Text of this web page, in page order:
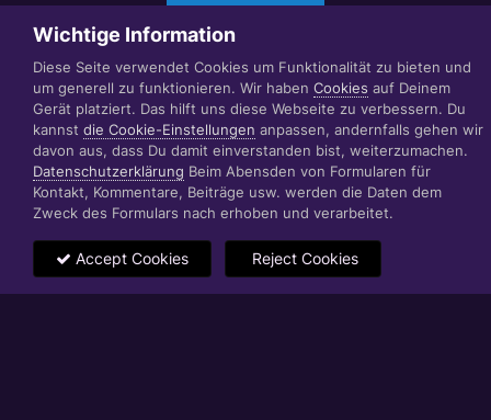
Datenschutzerklärung Impressum
© 1999 - 2022 RÄBIGER IT|WEB|VIDEO|CONSULTING
www.raebiger.pro
Powered by Invision Community
Wichtige Information
Diese Seite verwendet Cookies um Funktionalität zu bieten und
um generell zu funktionieren. Wir haben Cookies auf Deinem
Gerät platziert. Das hilft uns diese Webseite zu verbessern. Du
kannst die Cookie-Einstellungen anpassen, andernfalls gehen wir
davon aus, dass Du damit einverstanden bist, weiterzumachen.
Datenschutzerklärung Beim Abensden von Formularen für
Kontakt, Kommentare, Beiträge usw. werden die Daten dem
Zweck des Formulars nach erhoben und verarbeitet.
Accept Cookies Reject Cookies